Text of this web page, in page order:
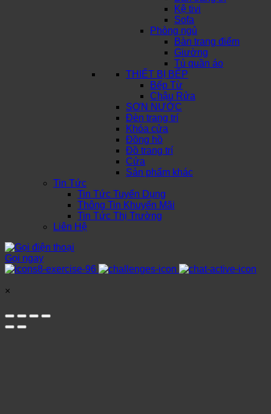
Kệ tivi
Sofa
Phòng ngủ
Bàn trang điểm
Giường
Tủ quần áo
THIẾT BỊ BẾP
Bếp Từ
Chậu Rửa
SƠN NƯỚC
Đèn trang trí
Khóa cửa
Đồng hồ
Đồ trang trí
Cửa
Sản phẩm khác
Tin Tức
Tin Tức Tuyển Dụng
Thông Tin Khuyến Mãi
Tin Tức Thị Trường
Liên Hệ
Gọi ngay
×